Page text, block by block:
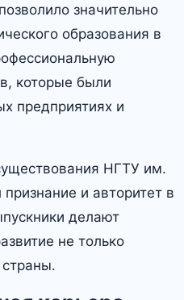
значительно
образования в
которые были
предприятиях и
НГТУ им.
и авторитет в
делают
не только